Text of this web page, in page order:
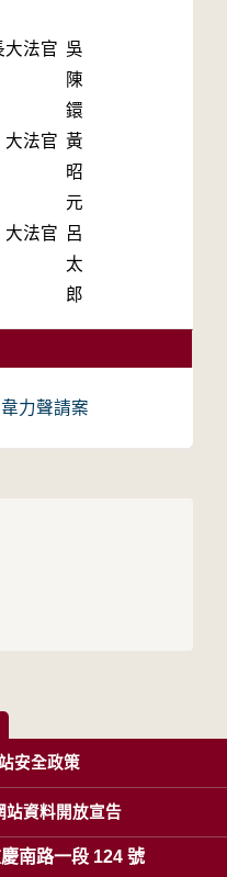
大法官 吳
陳
鐶
大法官 黃
昭
元
大法官 呂
太
郎
力聲請案
安全政策
站資料開放宣告
南路一段 124 號